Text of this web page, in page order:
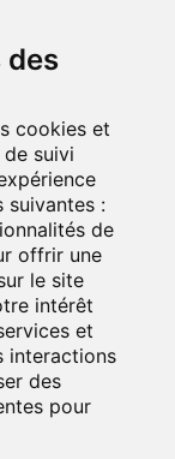
des
cookies et
suivi
suivantes :
de
offrir une
le site
intérêt
et
interactions
des
pour